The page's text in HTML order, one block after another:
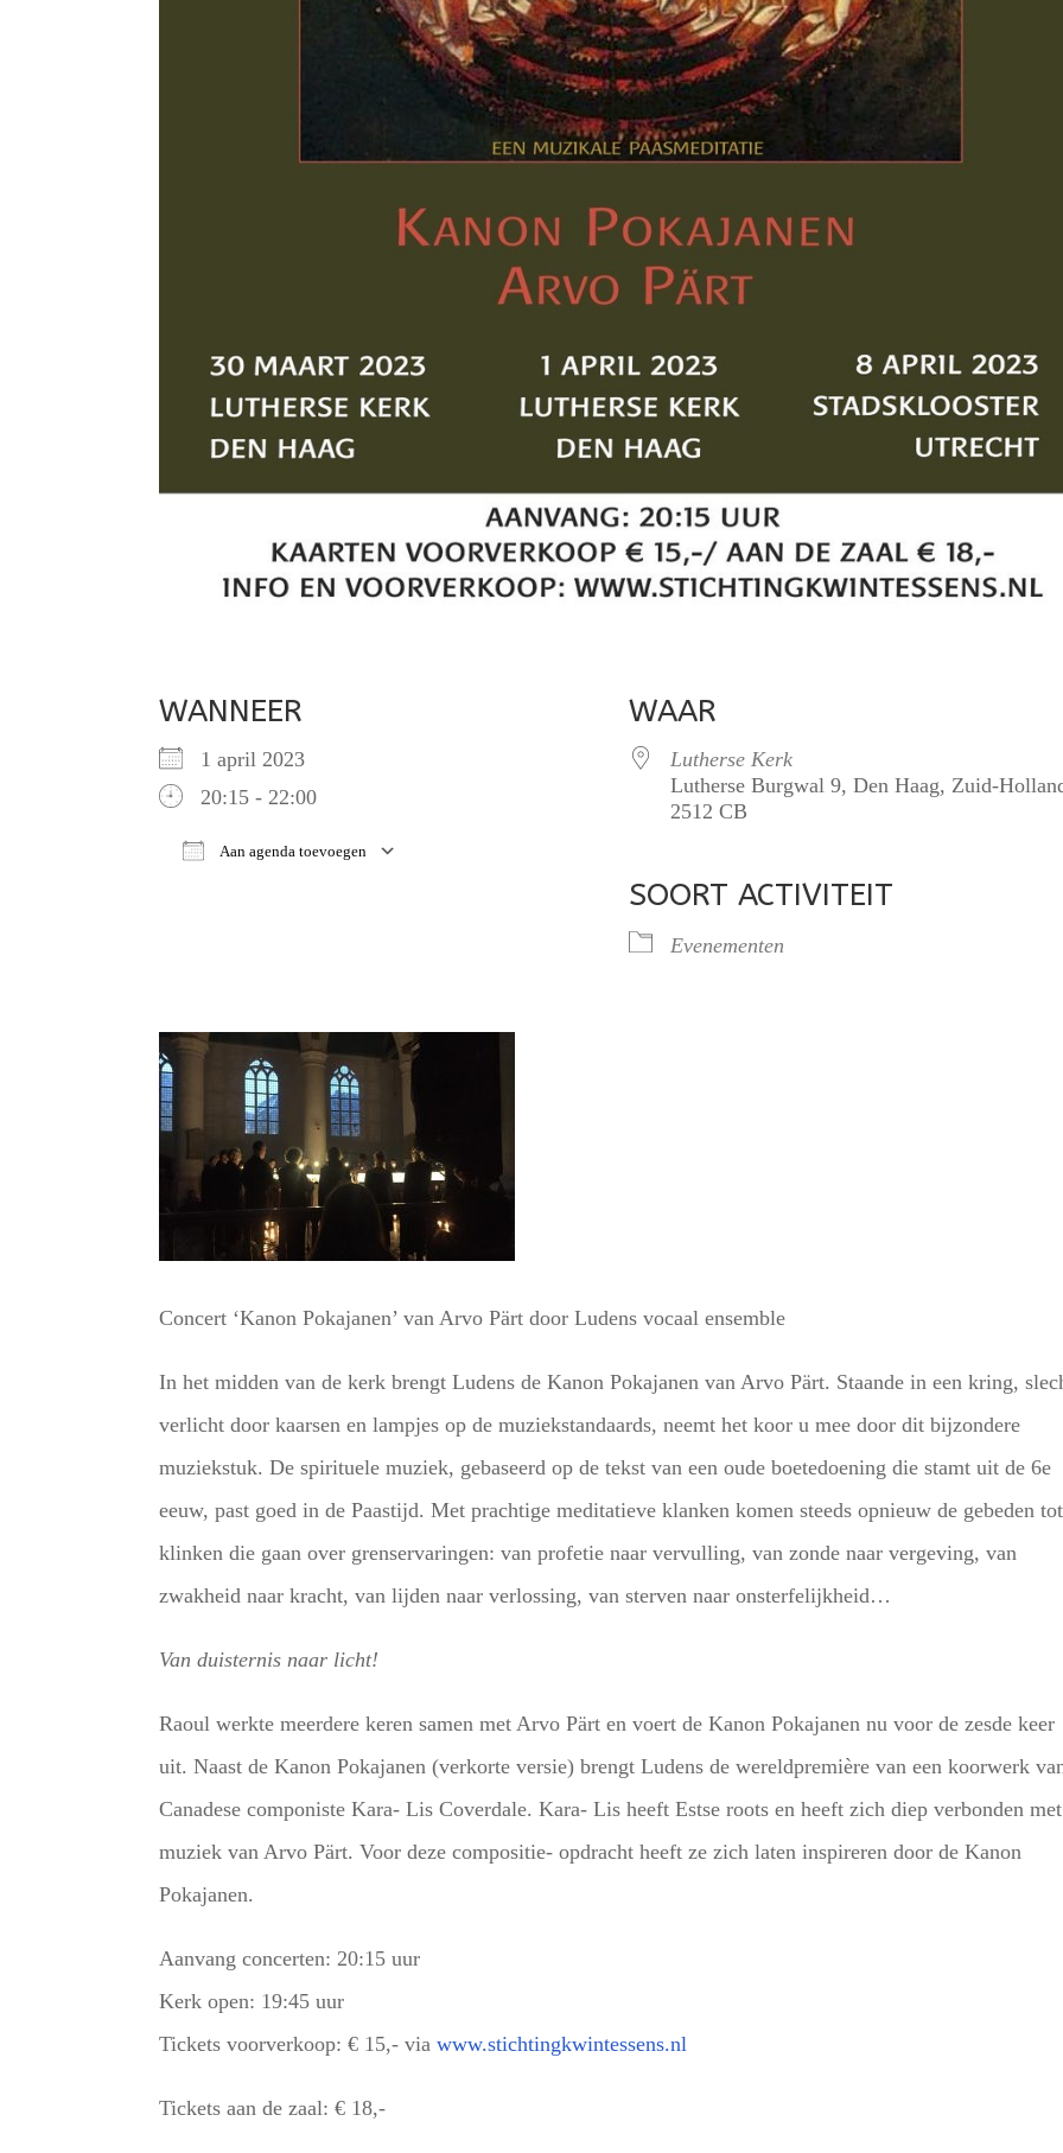
WANNEER
1 april 2023
20:15 - 22:00
Aan agenda toevoegen
iCalendar
WAAR
Lutherse Kerk
Lutherse Burgwal 9, Den Haag, Zuid-
2512 CB
SOORT ACTIVITEIT
Evenementen
Concert ‘Kanon Pokajanen’ van Arvo Pärt door Ludens vocaal ensemble
In het midden van de kerk brengt Ludens de Kanon Pokajanen van Arvo Pärt. Staande in een kring,
verlicht door kaarsen en lampjes op de muziekstandaards, neemt het koor u mee door dit bijzondere
muziekstuk. De spirituele muziek, gebaseerd op de tekst van een oude boetedoening die stamt uit de 6e
eeuw, past goed in de Paastijd. Met prachtige meditatieve klanken komen steeds opnieuw de gebeden tot
klinken die gaan over grenservaringen: van profetie naar vervulling, van zonde naar vergeving, van
zwakheid naar kracht, van lijden naar verlossing, van sterven naar onsterfelijkheid…
Van duisternis naar licht!
Raoul werkte meerdere keren samen met Arvo Pärt en voert de Kanon Pokajanen nu voor de zesde keer
uit. Naast de Kanon Pokajanen (verkorte versie) brengt Ludens de wereldpremière van een koorwerk
Canadese componiste Kara- Lis Coverdale. Kara- Lis heeft Estse roots en heeft zich diep verbonden
muziek van Arvo Pärt. Voor deze compositie- opdracht heeft ze zich laten inspireren door de Kanon
Pokajanen.
Aanvang concerten: 20:15 uur
Kerk open: 19:45 uur
Tickets voorverkoop: € 15,- viawww.stichtingkwintessens.nl
Tickets aan de zaal: € 18,-